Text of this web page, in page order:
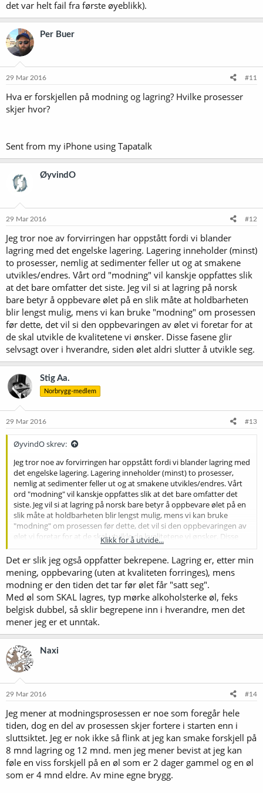
det var helt fail fra første øyeblikk).
Per Buer
29 Mar 2016 #11
Hva er forskjellen på modning og lagring? Hvilke prosesser
skjer hvor?
Sent from my iPhone using Tapatalk
ØyvindO
29 Mar 2016 #12
Jeg tror noe av forvirringen har oppstått fordi vi blander
lagring med det engelske lagering. Lagering inneholder (minst)
to prosesser, nemlig at sedimenter feller ut og at smakene
utvikles/endres. Vårt ord "modning" vil kanskje oppfattes slik
at det bare omfatter det siste. Jeg vil si at lagring på norsk
bare betyr å oppbevare ølet på en slik måte at holdbarheten
blir lengst mulig, mens vi kan bruke "modning" om prosessen
før dette, det vil si den oppbevaringen av ølet vi foretar for at
de skal utvikle de kvalitetene vi ønsker. Disse fasene glir
selvsagt over i hverandre, siden ølet aldri slutter å utvikle seg.
Stig Aa.
Norbrygg-medlem
29 Mar 2016 #13
ØyvindO skrev:
Jeg tror noe av forvirringen har oppstått fordi vi blander lagring med
det engelske lagering. Lagering inneholder (minst) to prosesser,
nemlig at sedimenter feller ut og at smakene utvikles/endres. Vårt
ord "modning" vil kanskje oppfattes slik at det bare omfatter det
siste. Jeg vil si at lagring på norsk bare betyr å oppbevare ølet på en
slik måte at holdbarheten blir lengst mulig, mens vi kan bruke
"modning" om prosessen før dette, det vil si den oppbevaringen av
ølet vi foretar for at de skal utvikle de kvalitetene vi ønsker. Disse
fasene glir selvsagt over i hverandre, siden ølet aldri slutter å utvikle
seg.
Klikk for å utvide...
Det er slik jeg også oppfatter bekrepene. Lagring er, etter min
mening, oppbevaring (uten at kvaliteten forringes), mens
modning er den tiden det tar før ølet får "satt seg".
Med øl som SKAL lagres, typ mørke alkoholsterke øl, feks
belgisk dubbel, så sklir begrepene inn i hverandre, men det
mener jeg er et unntak.
Naxi
29 Mar 2016 #14
Jeg mener at modningsprosessen er noe som foregår hele
tiden, dog en del av prosessen skjer fortere i starten enn i
sluttsiktet. Jeg er nok ikke så flink at jeg kan smake forskjell på
8 mnd lagring og 12 mnd. men jeg mener bevist at jeg kan
føle en viss forskjell på en øl som er 2 dager gammel og en øl
som er 4 mnd eldre. Av mine egne brygg.